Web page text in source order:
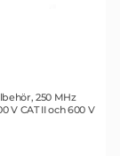
250 MHz
V CAT II och 600 V